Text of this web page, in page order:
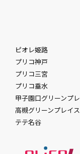
ピオレ姫路
プリコ神戸
プリコ三宮
プリコ垂水
甲子園口グリーンプ
高槻グリーンプレイス
テテ名谷